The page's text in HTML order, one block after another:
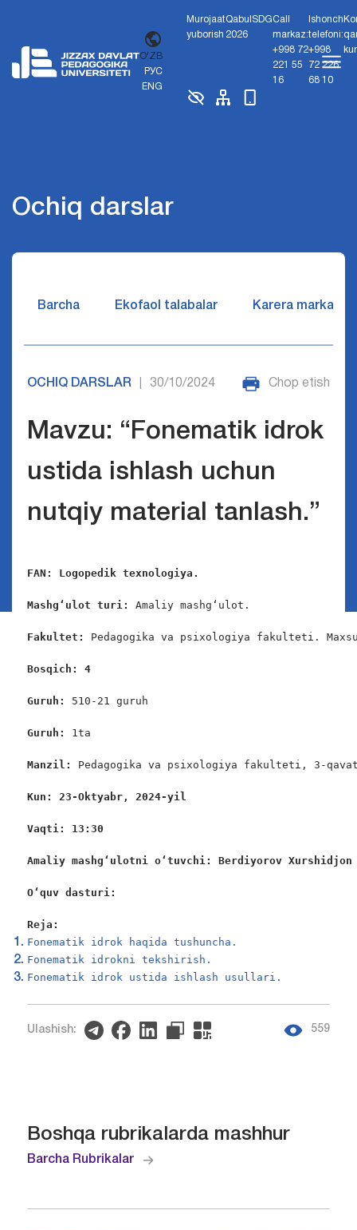
O'ZB
РУС
ENG
Murojaat
yuborish
Qabul
2026
SDGCall
markaz:
+998 72
221 55
16
Ishonch
telefoni:
+998
72 226
68 10
Ochiq darslar
Barcha Ekofaol talabalar Karera markazi
OCHIQ DARSLAR 30/10/2024 Chop etish
Mavzu: “Fonematik idrok
ustida ishlash uchun
nutqiy material tanlash.”
FAN: Logopedik texnologiya.
Mashg‘ulot turi: Amaliy mashg‘ulot.
Fakultet: Pedagogika va psixologiya fakulteti.
Bosqich: 4
Guruh: 510-21 guruh
Guruh: 1ta
Manzil: Pedagogika va psixologiya fakulteti, 3-qavat
Kun: 23-Oktyabr, 2024-yil
Vaqti: 13:30
Amaliy mashg‘ulotni o‘tuvchi: Berdiyorov
O‘quv dasturi:
Reja:
Fonematik idrok haqida tushuncha.
Fonematik idrokni tekshirish.
Fonematik idrok ustida ishlash usullari.
Ulashish: 559
Boshqa rubrikalarda mashhur
Barcha Rubrikalar